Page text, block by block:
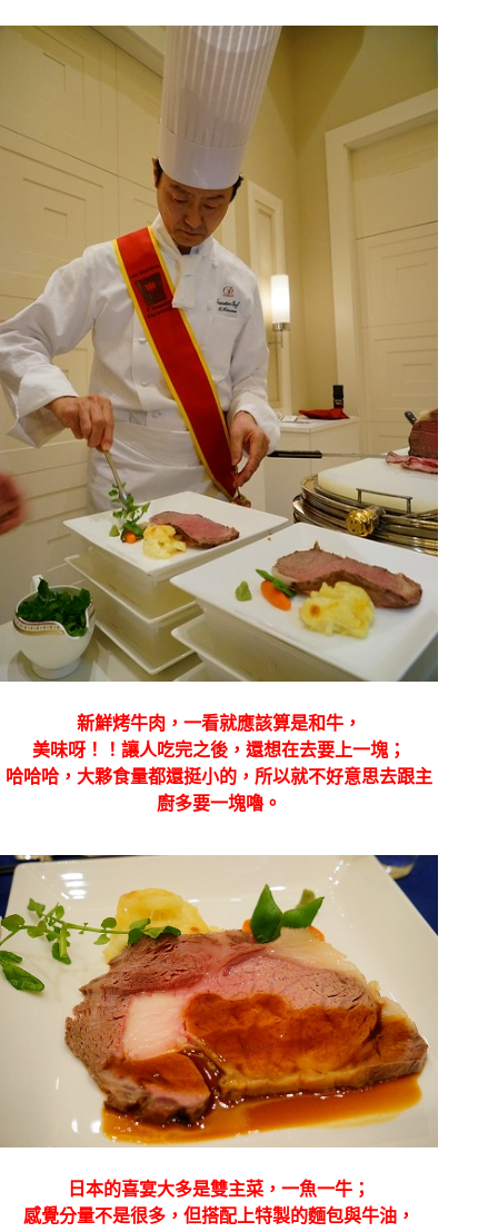
新鮮烤牛肉，一看就應該算是和牛，
美味呀！！讓人吃完之後，還想在去要上一塊；
哈哈哈，大夥食量都還挺小的，所以就不好意思去跟主
廚多要一塊嚕。
日本的喜宴大多是雙主菜，一魚一牛；
感覺分量不是很多，但搭配上特製的麵包與牛油，